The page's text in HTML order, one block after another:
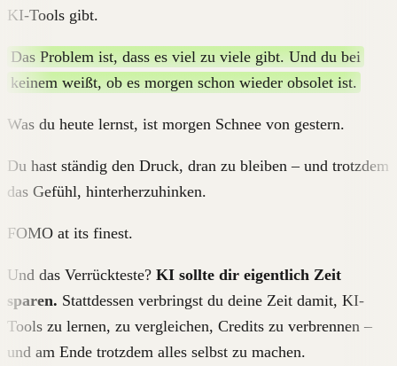
KI-Tools gibt.
Das Problem ist, dass es viel zu viele gibt. Und du bei
keinem weißt, ob es morgen schon wieder obsolet ist.
Was du heute lernst, ist morgen Schnee von gestern.
Du hast ständig den Druck, dran zu bleiben – und trotzdem
das Gefühl, hinterherzuhinken.
FOMO at its finest.
Und das Verrückteste? KI sollte dir eigentlich Zeit
sparen. Stattdessen verbringst du deine Zeit damit, KI-
Tools zu lernen, zu vergleichen, Credits zu verbrennen –
und am Ende trotzdem alles selbst zu machen.